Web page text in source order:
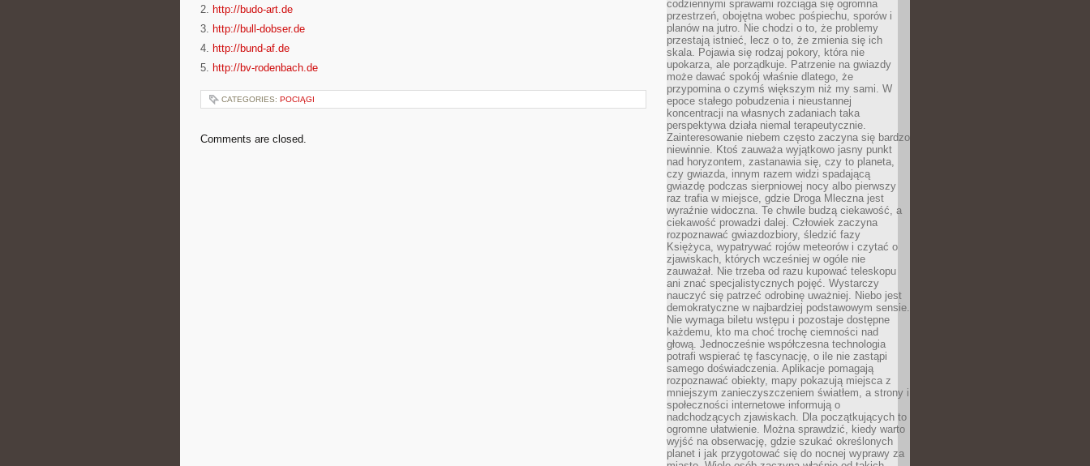
2. http://budo-art.de
3. http://bull-dobser.de
4. http://bund-af.de
5. http://bv-rodenbach.de
CATEGORIES: POCIĄGI
Comments are closed.
codziennymi sprawami rozciąga się ogromna
przestrzeń, obojętna wobec pośpiechu, sporów i
planów na jutro. Nie chodzi o to, że problemy
przestają istnieć, lecz o to, że zmienia się ich
skala. Pojawia się rodzaj pokory, która nie
upokarza, ale porządkuje. Patrzenie na gwiazdy
może dawać spokój właśnie dlatego, że
przypomina o czymś większym niż my sami. W
epoce stałego pobudzenia i nieustannej
koncentracji na własnych zadaniach taka
perspektywa działa niemal terapeutycznie.
Zainteresowanie niebem często zaczyna się bardzo
niewinnie. Ktoś zauważa wyjątkowo jasny punkt
nad horyzontem, zastanawia się, czy to planeta,
czy gwiazda, innym razem widzi spadającą
gwiazdę podczas sierpniowej nocy albo pierwszy
raz trafia w miejsce, gdzie Droga Mleczna jest
wyraźnie widoczna. Te chwile budzą ciekawość, a
ciekawość prowadzi dalej. Człowiek zaczyna
rozpoznawać gwiazdozbiory, śledzić fazy
Księżyca, wypatrywać rojów meteorów i czytać o
zjawiskach, których wcześniej w ogóle nie
zauważał. Nie trzeba od razu kupować teleskopu
ani znać specjalistycznych pojęć. Wystarczy
nauczyć się patrzeć odrobinę uważniej. Niebo jest
demokratyczne w najbardziej podstawowym sensie.
Nie wymaga biletu wstępu i pozostaje dostępne
każdemu, kto ma choć trochę ciemności nad
głową. Jednocześnie współczesna technologia
potrafi wspierać tę fascynację, o ile nie zastąpi
samego doświadczenia. Aplikacje pomagają
rozpoznawać obiekty, mapy pokazują miejsca z
mniejszym zanieczyszczeniem światłem, a strony i
społeczności internetowe informują o
nadchodzących zjawiskach. Dla początkujących to
ogromne ułatwienie. Można sprawdzić, kiedy warto
wyjść na obserwację, gdzie szukać określonych
planet i jak przygotować się do nocnej wyprawy za